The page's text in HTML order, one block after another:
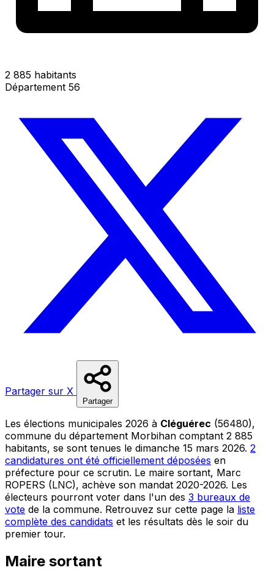
2 885 habitants
Département 56
Partager sur X
Partager
Les élections municipales 2026 à Cléguérec (56480),
commune du département Morbihan comptant 2 885
habitants, se sont tenues le dimanche 15 mars 2026. 2
candidatures ont été officiellement déposées en
préfecture pour ce scrutin. Le maire sortant, Marc
ROPERS (LNC), achève son mandat 2020-2026. Les
électeurs pourront voter dans l'un des 3 bureaux de
vote de la commune. Retrouvez sur cette page la liste
complète des candidats et les résultats dès le soir du
premier tour.
Maire sortant